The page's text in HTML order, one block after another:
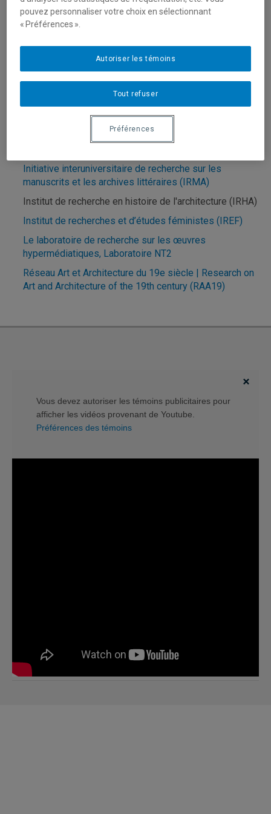
Centre de recherche sur le texte et l’imaginaire,
(FIGURA)
Groupe de recherche interdisciplinaire sur les
affirmations autochtones contemporaines (GRIAAC)
de l'Occident médiéval et moderne (GREPSOMM)
Initiative interuniversitaire de recherche sur les
manuscrits et les archives littéraires (IRMA)
Institut de recherche en histoire de l'architecture (IRHA)
Institut de recherches et d’études féministes (IREF)
Le laboratoire de recherche sur les œuvres
hypermédiatiques, Laboratoire NT2
Réseau Art et Architecture du 19e siècle | Research on
Art and Architecture of the 19th century (RAA19)
Vous devez autoriser les témoins publicitaires pour
afficher les vidéos provenant de Youtube.
Préférences des témoins
pouvez personnaliser votre choix en sélectionnant
« Préférences ».
Tout refuser
Autoriser les témoins
Préférences